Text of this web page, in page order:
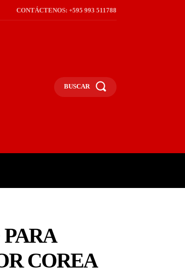
CONTÁCTENOS: +595 993 511788
BUSCAR
COREA